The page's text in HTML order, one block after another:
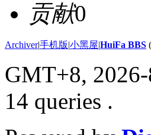
贡献0
Archiver|手机版|小黑屋|HuiFa BBS (
GMT+8,
14 queries .